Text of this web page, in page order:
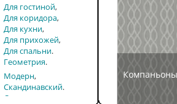
Компаньоны
Для гостиной
Для коридора
Для кухни
Для прихожей
Для спальни
Геометрия
Модерн
Скандинавский
Светлые